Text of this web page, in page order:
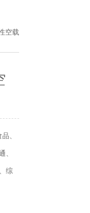
空载
、
、
综